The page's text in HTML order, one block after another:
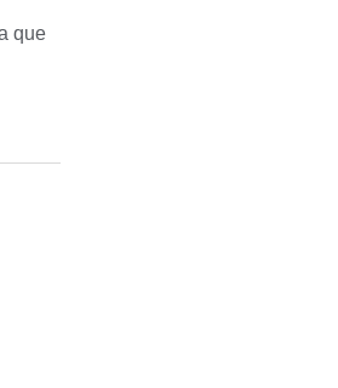
que